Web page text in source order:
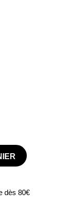
dès 80€